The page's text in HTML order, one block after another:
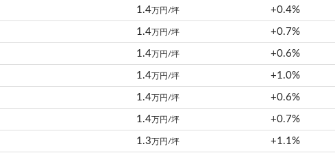
1.4万円/坪 +0.4%
1.4万円/坪 +0.7%
1.4万円/坪 +0.6%
1.4万円/坪 +1.0%
1.4万円/坪 +0.6%
1.4万円/坪 +0.7%
1.3万円/坪 +1.1%